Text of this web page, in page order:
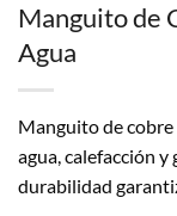
Manguito de
Agua
Manguito de
agua, calefacción
durabilidad